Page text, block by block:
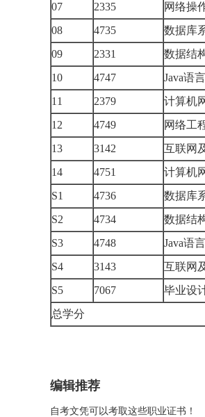
07
2335 网络操
08
4735 数据库
09
2331 数据结
10
4747 Java语
11
2379 计算机
12
4749 网络工
13
3142 互联网
14
4751 计算机
S1
4736 数据库
S2
4734 数据结
S3
4748 Java语
S4
3143 互联网
S5
7067
毕业设
总学分
编辑推荐
自考文凭可以考取这些职业证书！